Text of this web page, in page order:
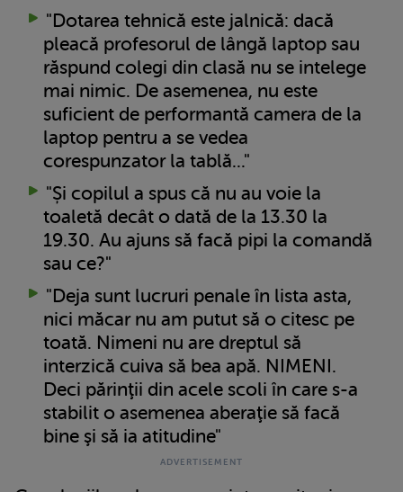
"Dotarea tehnică este jalnică: dacă
pleacă profesorul de lângă laptop sau
răspund colegi din clasă nu se intelege
mai nimic. De asemenea, nu este
suficient de performantă camera de la
laptop pentru a se vedea
corespunzator la tablă..."
"Și copilul a spus că nu au voie la
toaletă decât o dată de la 13.30 la
19.30. Au ajuns să facă pipi la comandă
sau ce?"
"Deja sunt lucruri penale în lista asta,
nici măcar nu am putut să o citesc pe
toată. Nimeni nu are dreptul să
interzică cuiva să bea apă. NIMENI.
Deci părinţii din acele scoli în care s-a
stabilit o asemenea aberaţie să facă
bine şi să ia atitudine"